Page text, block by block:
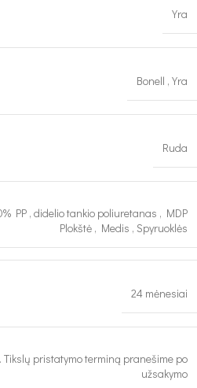
Yra
Bonell , Yra
Ruda
PP , didelio tankio poliuretanas , MDP
Plokštė , Medis , Spyruoklės
24 mėnesiai
Tikslų pristatymo terminą pranešime po
užsakymo